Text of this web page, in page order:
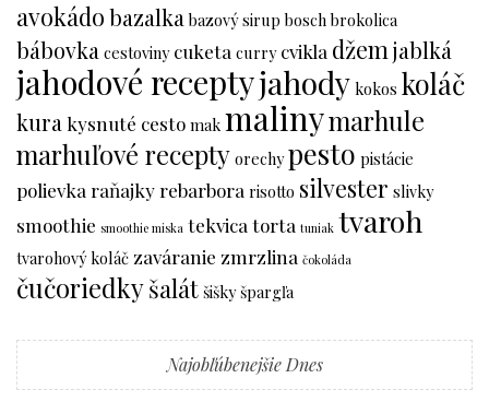
avokádobazalka bazový sirup bosch brokolica
bábovka cestoviny cuketa curry cvikla džem jablká
jahodové receptyjahody kokos koláč
kura kysnuté cesto mak malinymarhule
marhuľové recepty orechy pesto pistácie
polievka raňajkyrebarbora risotto silvester slivky
smoothie smoothie miska tekvica torta tuniak tvaroh
tvarohový koláč zaváranie zmrzlina čokoláda
čučoriedkyšalát šišky špargľa
Najobľúbenejšie Dnes